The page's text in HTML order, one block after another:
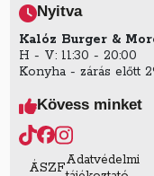
Nyitva
Kalóz Burger &
H - V: 11:30 - 20:00
Konyha - zárás előtt
Kövess minket
ÁSZFAdatvédelmi